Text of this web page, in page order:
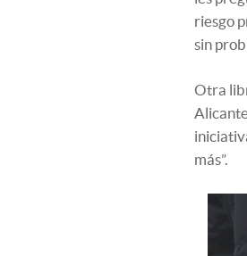
riesgo
sin
Otra
más”.